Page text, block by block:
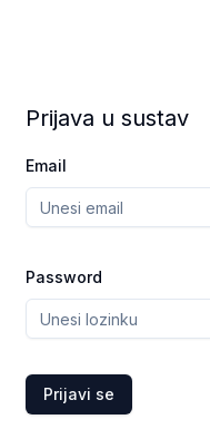
Prijava u sustav
Email
Password
Prijavi se